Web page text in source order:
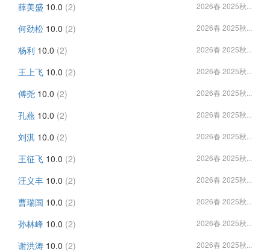
薛美盛 10.0 (2) 2026春 2025秋...
何劲松 10.0 (2) 2026春 2025秋...
杨利 10.0 (2) 2026春 2025秋...
王上飞 10.0 (2) 2026春 2025秋...
傅尧 10.0 (2) 2026春 2025秋...
孔燕 10.0 (2) 2026春 2025秋...
刘淇 10.0 (2) 2026春 2025秋...
王征飞 10.0 (2) 2026春 2025秋...
汪义丰 10.0 (2) 2026春 2025秋...
曹瑞国 10.0 (2) 2026春 2025秋...
孙林峰 10.0 (2) 2026春 2025秋...
谢洪涛 10.0 (2) 2026春 2025秋...